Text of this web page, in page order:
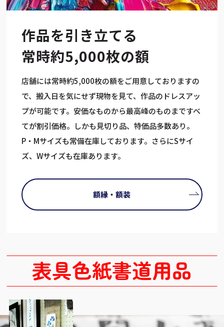
作品を引き立てる
常時約5,000枚の額
店舗には常時約5,000枚の額をご用意しておりますの
で、搬入日を気にせず現物を見て、作品のドレスアッ
プが可能です。安価なものから最高峰のものまですべ
てが割引価格。しかも見切り品、特価品多数あり。
P・Mサイズも常備在庫しております。さらにSサイ
ズ、Wサイズも在庫あります。
額縁・額装
表具色紙書道用品